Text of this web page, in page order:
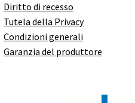
Diritto di recesso
Tutela della Privacy
Condizioni generali
Garanzia del produttore